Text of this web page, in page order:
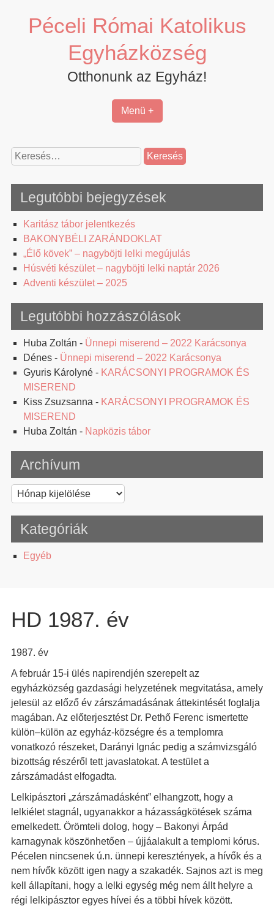
contentPéceli Római Katolikus
Egyházközség
Otthonunk az Egyház!
Menü +
Keresés:
Legutóbbi bejegyzések
Karitász tábor jelentkezés
BAKONYBÉLI ZARÁNDOKLAT
„Élő kövek” – nagyböjti lelki megújulás
Húsvéti készület – nagyböjti lelki naptár 2026
Adventi készület – 2025
Legutóbbi hozzászólások
Huba Zoltán - Ünnepi miserend – 2022 Karácsonya
Dénes- Ünnepi miserend – 2022 Karácsonya
Gyuris Károlyné- KARÁCSONYI PROGRAMOK ÉS
MISEREND
Kiss Zsuzsanna - KARÁCSONYI PROGRAMOK ÉS
MISEREND
Huba Zoltán - Napközis tábor
Archívum
Archívum
Kategóriák
Egyéb
HD 1987. év
1987. év
A február 15-i ülés napirendjén szerepelt az
egyházközség gazdasági helyzetének megvitatása, amely
jelesül az előző év zárszámadásának áttekintését foglalja
magában. Az előterjesztést Dr. Pethő Ferenc ismertette
külön–külön az egyház-községre és a templomra
vonatkozó részeket, Darányi Ignác pedig a számvizsgáló
bizottság részéről tett javaslatokat. A testület a
zárszámadást elfogadta.
Lelkipásztori „zárszámadásként” elhangzott, hogy a
lelkiélet stagnál, ugyanakkor a házasságkötések száma
emelkedett. Örömteli dolog, hogy – Bakonyi Árpád
karnagynak köszönhetően – újjáalakult a templomi kórus.
Pécelen nincsenek ú.n. ünnepi keresztények, a hívők és a
nem hívők között igen nagy a szakadék. Sajnos azt is meg
kell állapítani, hogy a lelki egység még nem állt helyre a
régi lelkipásztor egyes hívei és a többi hívek között.